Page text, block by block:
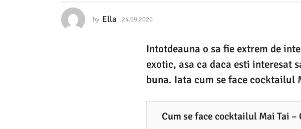
0
9
by Ella 24.09.2020
0
.
2
0
3
Intotdeauna o sa fie extrem de
exotic, asa ca daca esti interesat
buna. Iata cum se face cocktailul
Cum se face cocktailul Mai Tai –